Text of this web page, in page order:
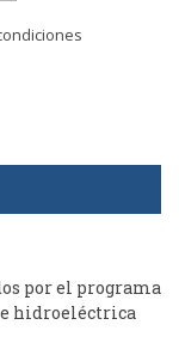
por el programa
e hidroeléctrica